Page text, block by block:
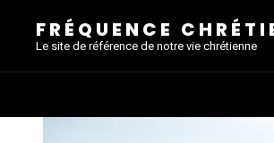
FRÉQUENCE
Le site de référence de notre vie chrétienne